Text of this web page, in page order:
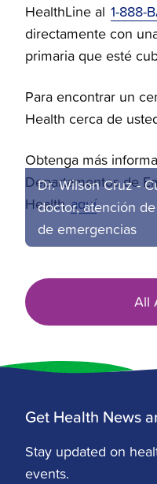
HealthLine al 1-888-
directamente con
primaria que esté
Para encontrar un
Health cerca de
Obtenga más
Departamentos de
Healthaquí.
Dr. Wilson Cruz -
doctor, atención
de emergencias
All
Get Health News
Stay updated on
events.